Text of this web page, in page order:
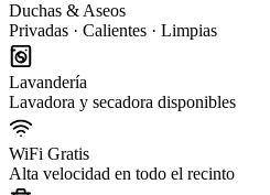
Duchas & Aseos
Privadas · Calientes · Limpias
Lavandería
Lavadora y secadora disponibles
WiFi Gratis
Alta velocidad en todo el recinto